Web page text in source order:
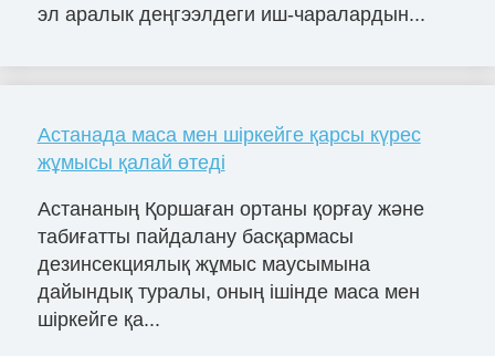
эл аралык деңгээлдеги иш-чаралардын...
Астанада маса мен шіркейге қарсы күрес
жұмысы қалай өтеді
Астананың Қоршаған ортаны қорғау және
табиғатты пайдалану басқармасы
дезинсекциялық жұмыс маусымына
дайындық туралы, оның ішінде маса мен
шіркейге қа...